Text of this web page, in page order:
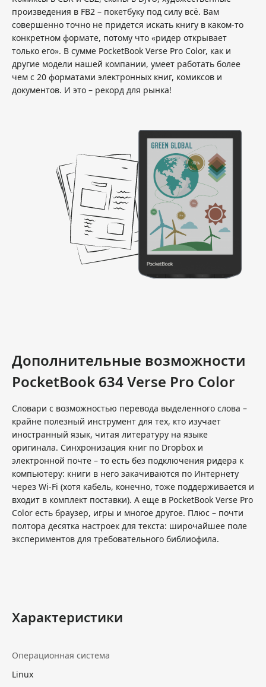
произведения в FB2 – покетбуку под силу всё. Вам
совершенно точно не придется искать книгу в каком-то
конкретном формате, потому что «ридер открывает
только его». В сумме PocketBook Verse Pro Color, как и
другие модели нашей компании, умеет работать более
чем с 20 форматами электронных книг, комиксов и
документов. И это – рекорд для рынка!
Дополнительные возможности
PocketBook 634 Verse Pro Color
Словари с возможностью перевода выделенного слова –
крайне полезный инструмент для тех, кто изучает
иностранный язык, читая литературу на языке
оригинала. Синхронизация книг по Dropbox и
электронной почте – то есть без подключения ридера к
компьютеру: книги в него закачиваются по Интернету
через Wi-Fi (хотя кабель, конечно, тоже поддерживается и
входит в комплект поставки). А еще в PocketBook Verse Pro
Color есть браузер, игры и многое другое. Плюс – почти
полтора десятка настроек для текста: широчайшее поле
экспериментов для требовательного библиофила.
Характеристики
Операционная система
Linux